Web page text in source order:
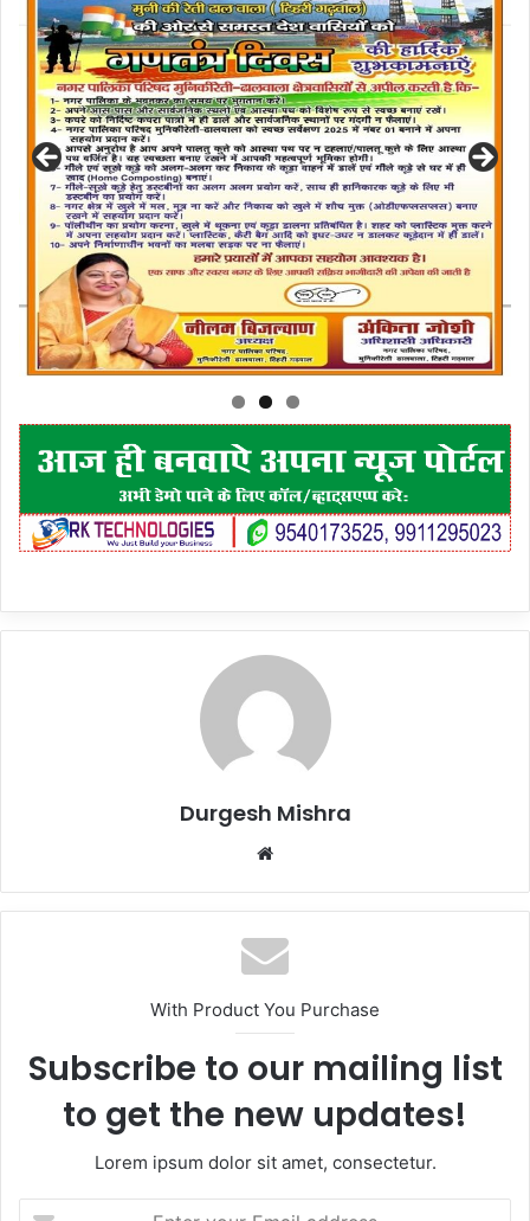
Durgesh Mishra
Website
With Product You Purchase
Subscribe to our mailing list
to get the new updates!
Lorem ipsum dolor sit amet, consectetur.